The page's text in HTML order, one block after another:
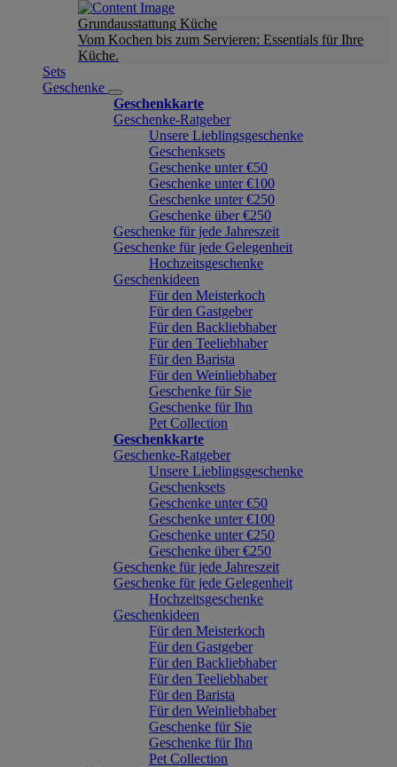
Grundausstattung Küche
Vom Kochen bis zum Servieren: Essentials für Ihre
Küche.
Sets
Geschenke
Geschenkkarte
Geschenke-Ratgeber
Unsere Lieblingsgeschenke
Geschenksets
Geschenke unter €50
Geschenke unter €100
Geschenke unter €250
Geschenke über €250
Geschenke für jede Jahreszeit
Geschenke für jede Gelegenheit
Hochzeitsgeschenke
Geschenkideen
Für den Meisterkoch
Für den Gastgeber
Für den Backliebhaber
Für den Teeliebhaber
Für den Barista
Für den Weinliebhaber
Geschenke für Sie
Geschenke für Ihn
Pet Collection
Geschenkkarte
Geschenke-Ratgeber
Unsere Lieblingsgeschenke
Geschenksets
Geschenke unter €50
Geschenke unter €100
Geschenke unter €250
Geschenke über €250
Geschenke für jede Jahreszeit
Geschenke für jede Gelegenheit
Hochzeitsgeschenke
Geschenkideen
Für den Meisterkoch
Für den Gastgeber
Für den Backliebhaber
Für den Teeliebhaber
Für den Barista
Für den Weinliebhaber
Geschenke für Sie
Geschenke für Ihn
Pet Collection